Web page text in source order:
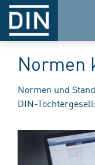
Normen
Normen und
DIN-